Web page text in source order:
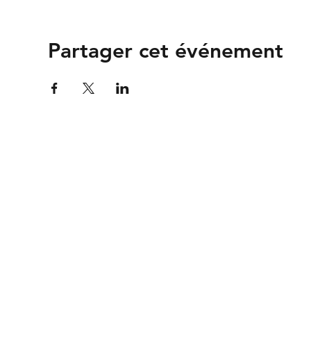
Partager cet événement